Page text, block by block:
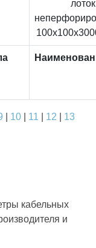
лоток
10| 11 12 13
кабельных
и